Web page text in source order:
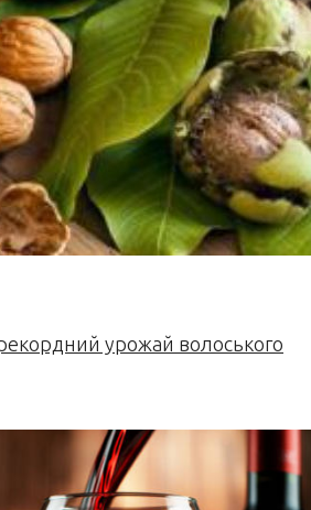
рекордний урожай волоського